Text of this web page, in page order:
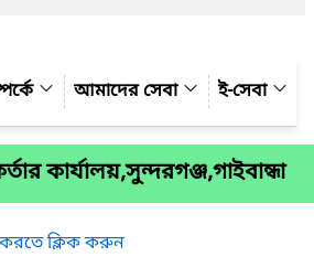
আমাদের সেবা ই-সেবা
কার্যালয়,সুন্দরগঞ্জ,গাইবান্ধা
করতে ক্লিক করুন